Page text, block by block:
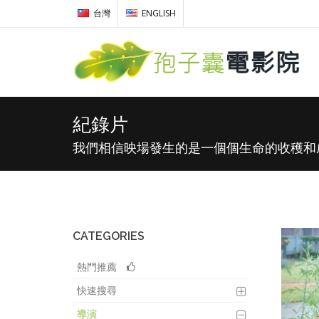
台灣 ENGLISH
紀錄片
我們相信映場發生的是一個個生命的收穫
CATEGORIES
熱門推薦
快速搜尋
導演